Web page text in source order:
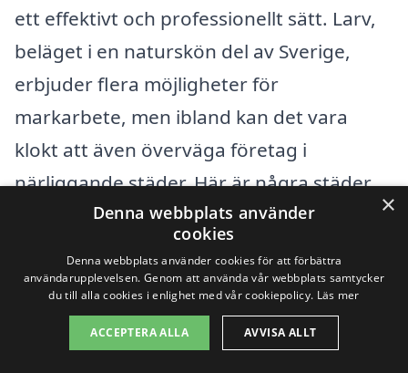
ett effektivt och professionellt sätt. Larv,
beläget i en naturskön del av Sverige,
erbjuder flera möjligheter för
markarbete, men ibland kan det vara
klokt att även överväga företag i
närliggande städer. Här är några städer
som du kan tänka på:
Vara
Skara
×
Denna webbplats använder
cookies
Denna webbplats använder cookies för att förbättra
användarupplevelsen. Genom att använda vår webbplats samtycker
du till alla cookies i enlighet med vår cookiepolicy. Läs mer
ACCEPTERA ALLA AVVISA ALLT